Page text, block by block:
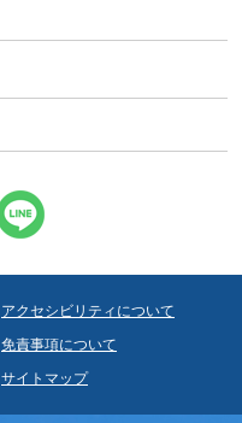
アクセシビリティについて
免責事項について
サイトマップ